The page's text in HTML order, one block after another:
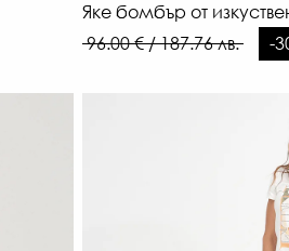
Яке бомбър от
96.00 € / 187.76 лв.
-